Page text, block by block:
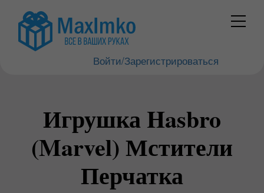
Войти/Зарегистрироваться
Игрушка Hasbro
(Marvel) Мстители
Перчатка